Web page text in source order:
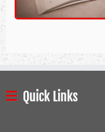
Quick Links